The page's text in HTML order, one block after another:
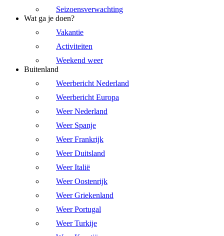
Seizoensverwachting
Wat ga je doen?
Vakantie
Activiteiten
Weekend weer
Buitenland
Weerbericht Nederland
Weerbericht Europa
Weer Nederland
Weer Spanje
Weer Frankrijk
Weer Duitsland
Weer Italië
Weer Oostenrijk
Weer Griekenland
Weer Portugal
Weer Turkije